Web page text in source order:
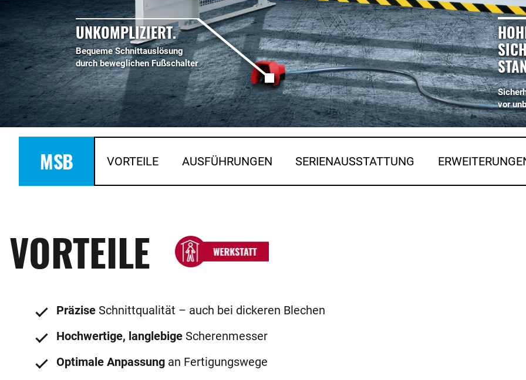
vor
UNKOMPLIZIERT.
Bequeme Schnittauslösung
durch beweglichen Fußschalter
MSB VORTEILE AUSFÜHRUNGEN SERIENAUSSTATTUNG
VORTEILE
Präzise Schnittqualität – auch bei dickeren Blechen
Hochwertige, langlebige Scherenmesser
Optimale Anpassung an Fertigungswege